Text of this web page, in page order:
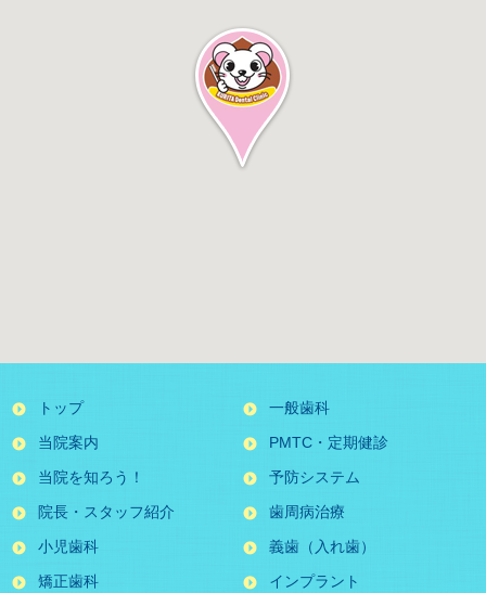
トップ
当院案内
当院を知ろう！
院長・スタッフ紹介
一般歯科
PMTC・定期健診
予防システム
歯周病治療
小児歯科
矯正歯科
義歯（入れ歯）
インプラント